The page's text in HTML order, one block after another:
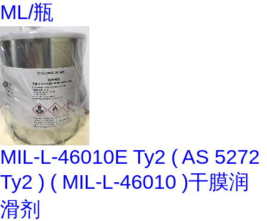
ML/瓶
MIL-L-46010E Ty2 ( AS 5272
Ty2 ) ( MIL-L-46010 )干膜润
滑剂